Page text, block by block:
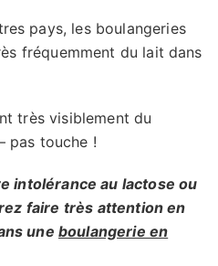
pays, les boulangeries
fréquemment du lait dans
très visiblement du
pas touche !
intolérance au lactose ou
faire très attention en
une boulangerie en